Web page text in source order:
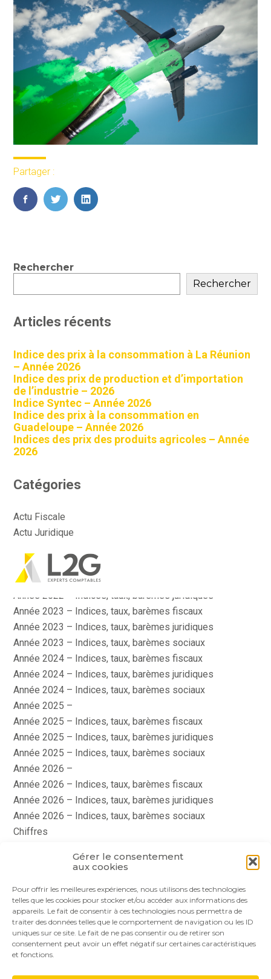
Gérer le consentement
aux cookies
Pour offrir les meilleures expériences, nous utilisons des technologies
telles que les cookies pour stocker et/ou accéder aux informations des
appareils. Le fait de consentir à ces technologies nous permettra de
traiter des données telles que le comportement de navigation ou les ID
uniques sur ce site. Le fait de ne pas consentir ou de retirer son
consentement peut avoir un effet négatif sur certaines caractéristiques
et fonctions.
Aller
au
Partager :
FaceBook
TwitterLinkedIn
Blog
Rechercher
Rechercher
Articles récents
Indice des prix à la consommation à La Réunion
– Année 2026
Indice des prix de production et d’importation
de l’industrie – 2026
Indice Syntec – Année 2026
Indice des prix à la consommation en
Guadeloupe – Année 2026
Indices des prix des produits agricoles – Année
2026
Catégories
Actu Fiscale
Actu Juridique
Actualité
Année 2022 – Indices, taux, barèmes fiscaux
Année 2022 – Indices, taux, barèmes juridiques
Année 2023 – Indices, taux, barèmes fiscaux
Année 2023 – Indices, taux, barèmes juridiques
Année 2023 – Indices, taux, barèmes sociaux
Année 2024 – Indices, taux, barèmes fiscaux
Année 2024 – Indices, taux, barèmes juridiques
Année 2024 – Indices, taux, barèmes sociaux
Année 2025 –
Année 2025 – Indices, taux, barèmes fiscaux
Année 2025 – Indices, taux, barèmes juridiques
Année 2025 – Indices, taux, barèmes sociaux
Année 2026 –
Année 2026 – Indices, taux, barèmes fiscaux
Année 2026 – Indices, taux, barèmes juridiques
Année 2026 – Indices, taux, barèmes sociaux
Chiffres
Le coin du dirigeant
Footer